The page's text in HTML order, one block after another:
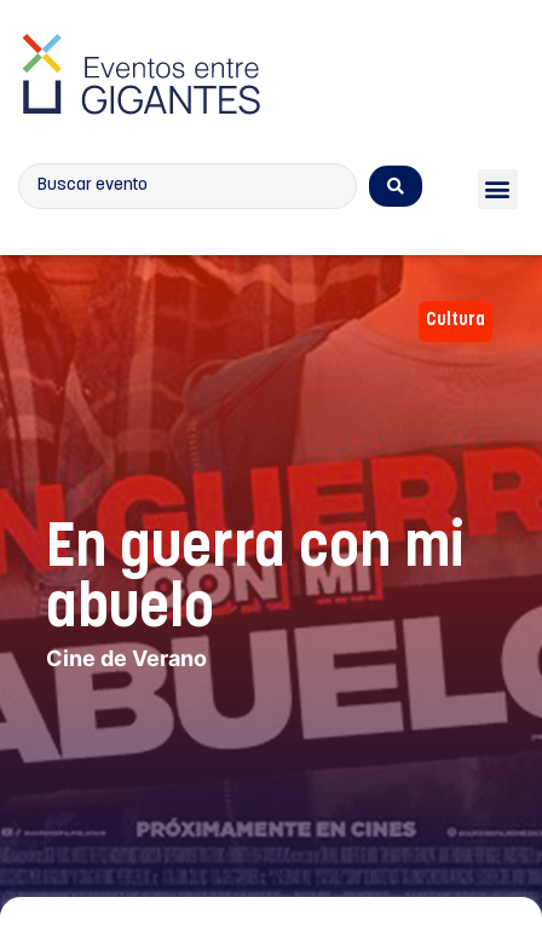
En guerra con mi
abuelo
Cine de Verano
Cultura